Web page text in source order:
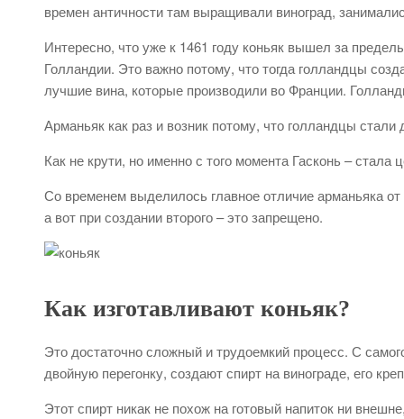
времен античности там выращивали виноград,
Интересно, что уже к 1461 году коньяк вышел за
Голландии. Это важно потому, что тогда голландцы
лучшие вина, которые производили во Франции.
Арманьяк как раз и возник потому, что голландцы
Как не крути, но именно с того момента Гасконь –
Со временем выделилось главное отличие арманьяка
а вот при создании второго – это запрещено.
Как изготавливают коньяк?
Это достаточно сложный и трудоемкий процесс. С
двойную перегонку, создают спирт на винограде, его
Этот спирт никак не похож на готовый напиток ни